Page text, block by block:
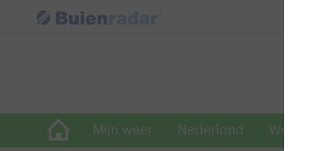
Mijn weer Nederland